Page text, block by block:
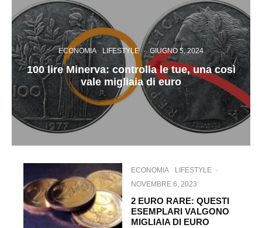
ECONOMIA LIFESTYLE · GIUGNO 5, 2024
100 lire Minerva: controlla le tue, una così
vale migliaia di euro
ECONOMIA LIFESTYLE ·
NOVEMBRE 6, 2023
2 EURO RARE: QUESTI
ESEMPLARI VALGONO
MIGLIAIA DI EURO